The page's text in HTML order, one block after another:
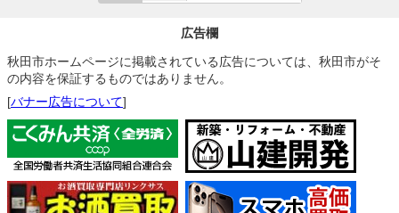
広告欄
秋田市ホームページに掲載されている広告については、秋田市がそ
の内容を保証するものではありません。
[バナー広告について]